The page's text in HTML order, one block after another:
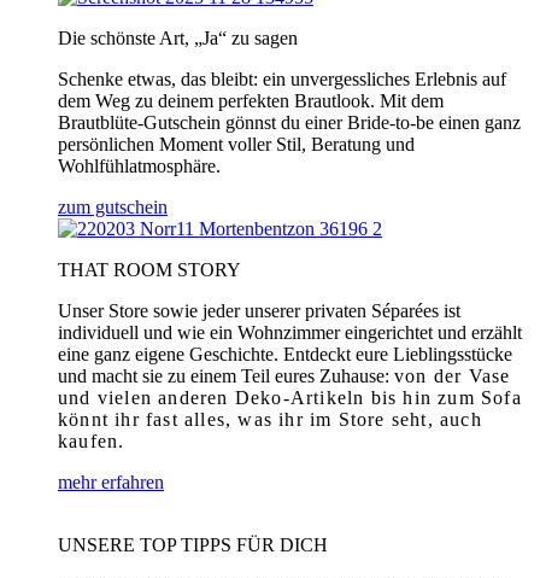
Die schönste Art, „Ja“ zu sagen
Schenke etwas, das bleibt: ein unvergessliches Erlebnis auf
dem Weg zu deinem perfekten Brautlook. Mit dem
Brautblüte-Gutschein gönnst du einer Bride-to-be einen ganz
persönlichen Moment voller Stil, Beratung und
Wohlfühlatmosphäre.
zum gutschein
THAT ROOM STORY
Unser Store sowie jeder unserer privaten Séparées ist
individuell und wie ein Wohnzimmer eingerichtet und erzählt
eine ganz eigene Geschichte. Entdeckt eure Lieblingsstücke
und macht sie zu einem Teil eures Zuhause: von der Vase
und vielen anderen Deko-Artikeln bis hin zum Sofa
könnt ihr fast alles, was ihr im Store seht, auch
kaufen.
mehr erfahren
UNSERE TOP TIPPS FÜR DICH